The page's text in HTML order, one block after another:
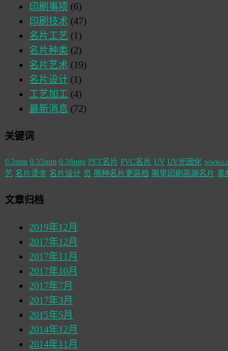
印刷事项 (6)
印刷技术 (47)
名片工艺 (1)
名片种类 (2)
名片艺术 (19)
名片设计 (1)
工艺加工 (4)
最新消息 (72)
关键词
0.3mm 0.35mm 0.38mm PET名片 PVC名片 UV UV光固化
艺 名片烫金 名片设计 员 哪种名片更高档 哪里印刷高端名片 墨
文章归档
2019年12月
2017年12月
2017年11月
2017年10月
2017年7月
2017年3月
2015年5月
2014年12月
2014年11月